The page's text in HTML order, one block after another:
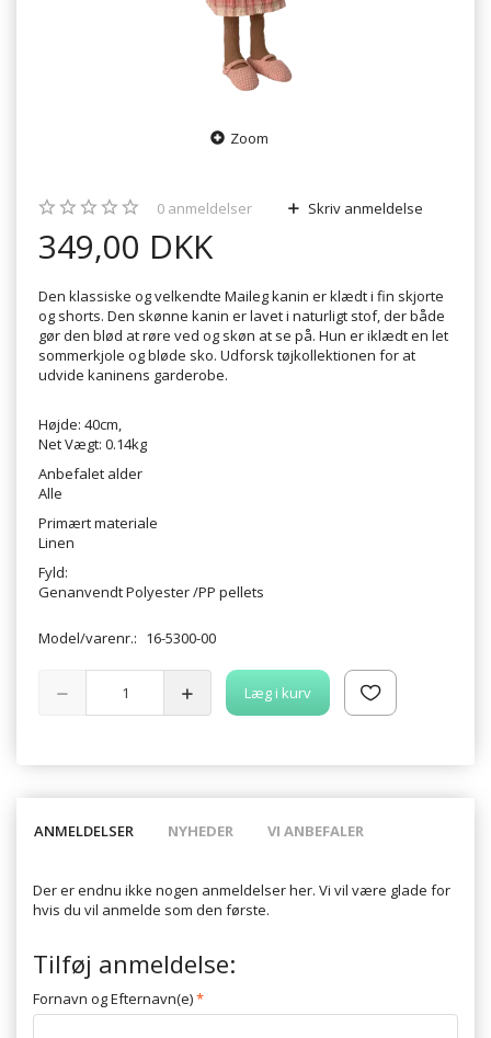
Zoom
0 anmeldelser Skriv anmeldelse
349,00 DKK
Den klassiske og velkendte Maileg kanin er klædt i fin skjorte
og shorts. Den skønne kanin er lavet i naturligt stof, der både
gør den blød at røre ved og skøn at se på. Hun er iklædt en let
sommerkjole og bløde sko. Udforsk tøjkollektionen for at
udvide kaninens garderobe.
Højde: 40cm,
Net Vægt: 0.14kg
Anbefalet alder
Alle
Primært materiale
Linen
Fyld:
Genanvendt Polyester /PP pellets
Model/varenr.: 16-5300-00
Læg i kurv
ANMELDELSER NYHEDER VI ANBEFALER
Der er endnu ikke nogen anmeldelser her. Vi vil være glade for
hvis du vil anmelde som den første.
Tilføj anmeldelse:
Fornavn og Efternavn(e)